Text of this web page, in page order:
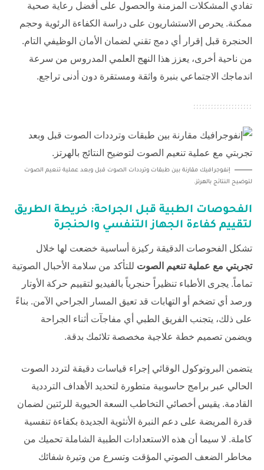
تفادي المشكلات المزمنة والحصول على أفضل رعاية صحية
ممكنة. يحرص الاستشاريون على دراسة الكفاءة الرئوية وحجم
الحنجرة قبل إقرار أي دمج تقني لضمان الأمان الوظيفي التام.
من ناحية أخرى، يعزز هذا النهج العلمي المدروس من سرعة
اندماجك الاجتماعي بنبرة واثقة ومستقرة دون أدنى تراجع.
إنفوجرافيك مقارنة بين طبقات وترددات الصوت قبل وبعد عملية تنعيم الصوت
لتوضيح النتائج بالهرتز.
الفحوصات الطبية قبل الجراحة: خريطة الطريق
لتقييم كفاءة الجهاز التنفسي والحنجرة
تشكل الفحوصات الدقيقة ركيزة أساسية خضعت لها خلال
تجربتي مع عملية تنعيم الصوت للتأكد من سلامة الأحبال الصوتية
تماماً. يجرى الأطباء تنظيراً حنجرياً بالفيديو لتقييم حركة الأوتار
ورصد أي تضخم أو التهابات قد تعيق المسار الجراحي الآمن. بناءً
على ذلك، يتجنب الفريق الطبي أي مفاجآت أثناء الجراحة
ويضمن تصميم خطة علاجية مخصصة تلائمك بدقة.
يتضمن البروتوكول الوقائي إجراء قياسات دقيقة لتردد الصوت
الحالي عبر برامج حاسوبية متطورة لتحديد الأهداف الترددية
القادمة. يقيس أخصائي التخاطب السعة الحيوية للرئتين لضمان
قدرة المريضة على دعم النبرة الأنثوية الجديدة بكفاءة تنفسية
كاملة. لا سيما أن هذه الاستعدادات الطبية الشاملة تحميك من
مخاطر الضعف الصوتي المؤقت وتسرع من وتيرة شفائك